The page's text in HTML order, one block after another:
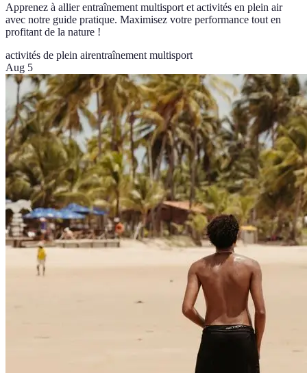
Apprenez à allier entraînement multisport et activités en plein air
avec notre guide pratique. Maximisez votre performance tout en
profitant de la nature !
activités de plein airentraînement multisport
Aug 5